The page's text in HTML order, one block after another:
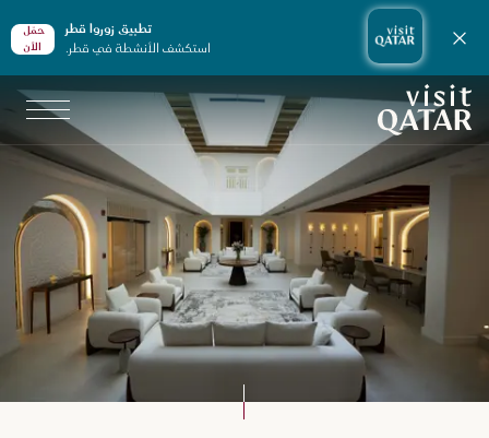
تطبيق زوروا قطر
استكشف الأنشطة في قطر.
حمّل
الأن
إغلاق الإشعارات
الصفحة الرئيسية لموقع VisitQatar